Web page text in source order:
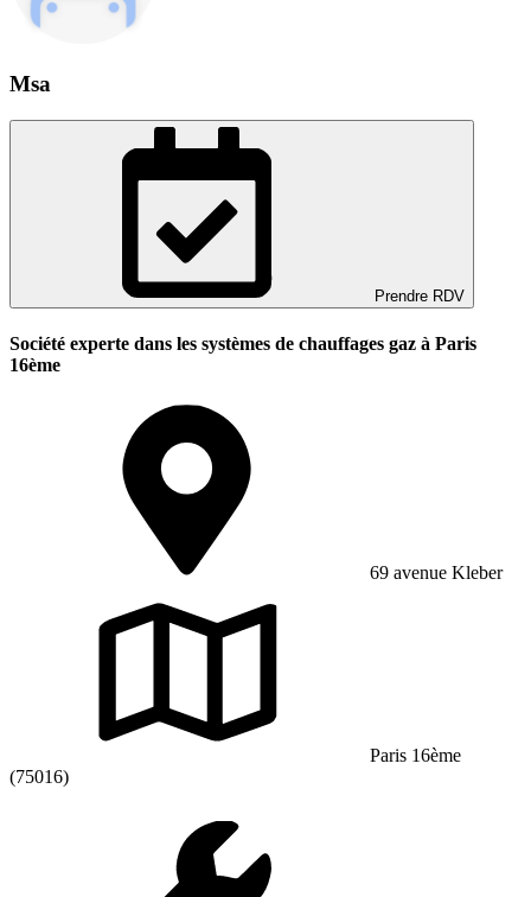
Msa
Prendre RDV
Société experte dans les systèmes de chauffages gaz à Paris
16ème
69 avenue Kleber
Paris 16ème
(75016)